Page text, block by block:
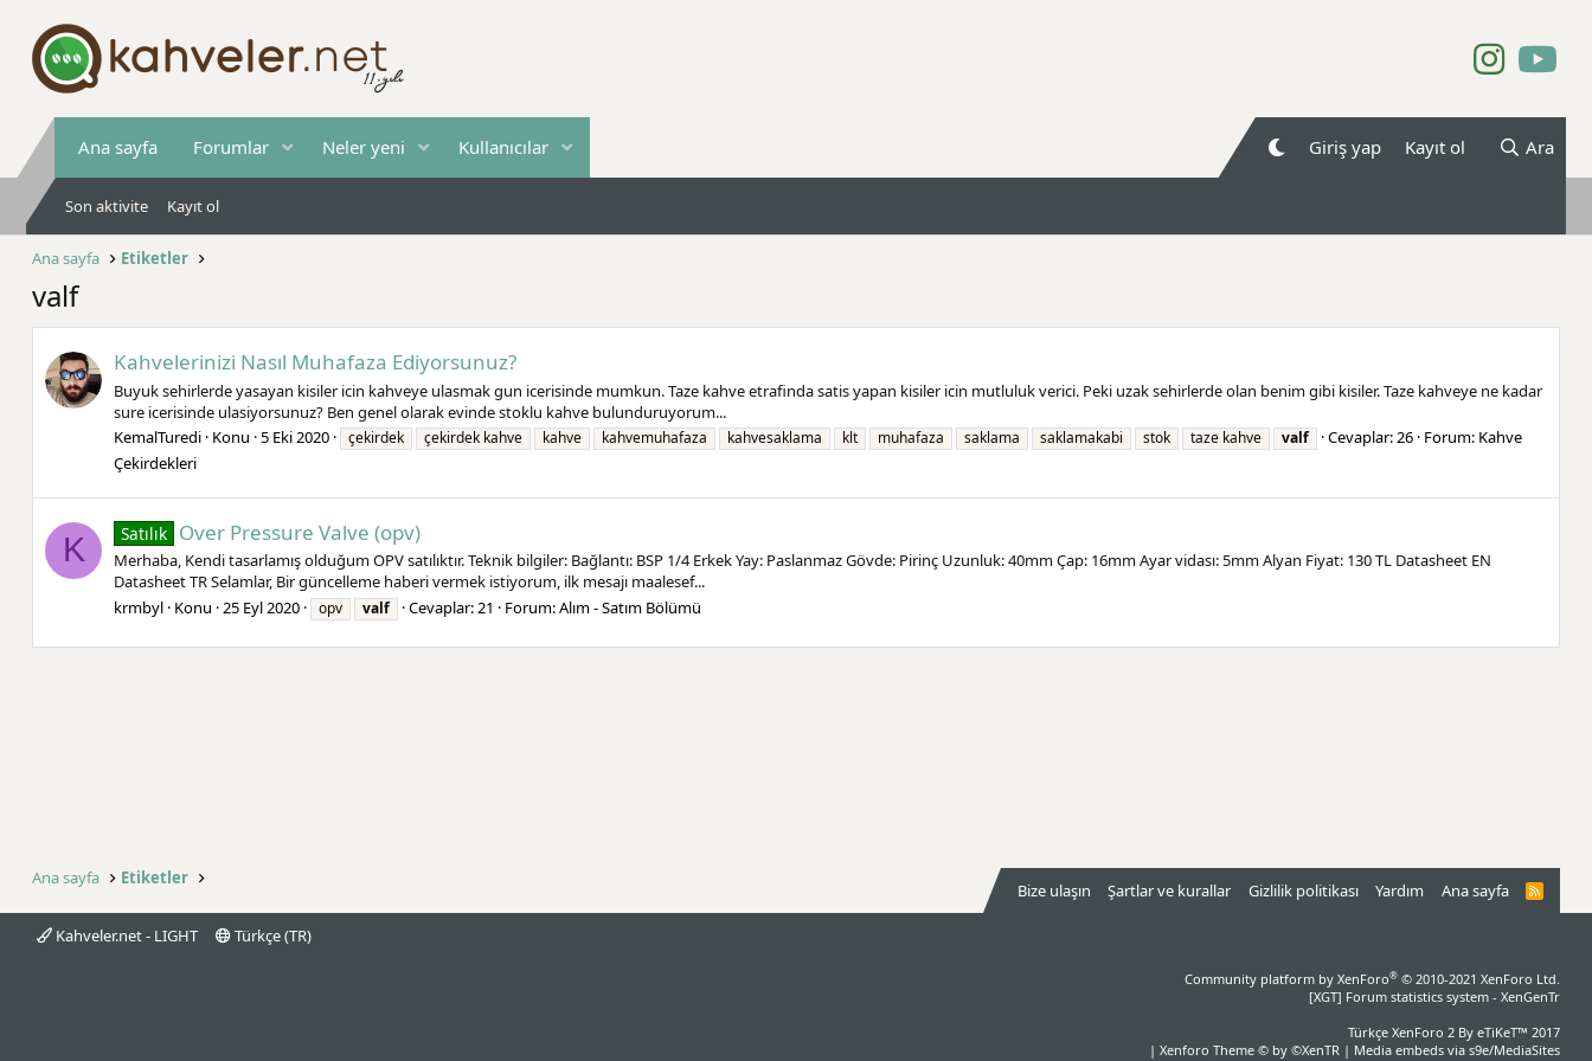
Ana sayfa Forumlar Neler yeni Kullanıcılar Giriş yap Kayıt ol Ara
Son aktivite Kayıt ol
Ana sayfa Etiketler
valf
Kahvelerinizi Nasıl Muhafaza Ediyorsunuz?
Buyuk sehirlerde yasayan kisiler icin kahveye ulasmak gun icerisinde mumkun. Taze kahve etrafinda satis yapan kisiler icin mutluluk verici. Peki uzak sehirlerde olan benim gibi kisiler. Taze kahveye ne kadar
sure icerisinde ulasiyorsunuz? Ben genel olarak evinde stoklu kahve bulunduruyorum...
KemalTuredi Konu 5 Eki 2020 çekirdek çekirdek kahve kahve kahvemuhafaza kahvesaklama klt muhafaza saklama saklamakabi stok taze kahve valf Cevaplar: 26 Forum: Kahve
Çekirdekleri
K Satılık Over Pressure Valve (opv)
Merhaba, Kendi tasarlamış olduğum OPV satılıktır. Teknik bilgiler: Bağlantı: BSP 1/4 Erkek Yay: Paslanmaz Gövde: Pirinç Uzunluk: 40mm Çap: 16mm Ayar vidası: 5mm Alyan Fiyat: 130 TL Datasheet EN
Datasheet TR Selamlar, Bir güncelleme haberi vermek istiyorum, ilk mesajı maalesef...
krmbyl Konu 25 Eyl 2020 opv valf Cevaplar: 21 Forum:Alım - Satım Bölümü
Ana sayfa Etiketler
Kahveler.net - LIGHT Türkçe (TR)
Bize ulaşın Şartlar ve kurallar Gizlilik politikası Yardım Ana sayfa
R
Community platform by XenForo® © 2010-2021 XenForo Ltd.
[XGT] Forum statistics system - XenGenTr
Türkçe XenForo 2 By eTiKeT™ 2017
| Xenforo Theme © by ©XenTR | Media embeds via s9e/MediaSites